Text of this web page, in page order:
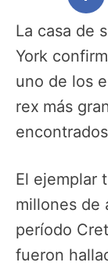
La casa de
York
uno de los
rex más
El ejemplar
millones de
período
fueron